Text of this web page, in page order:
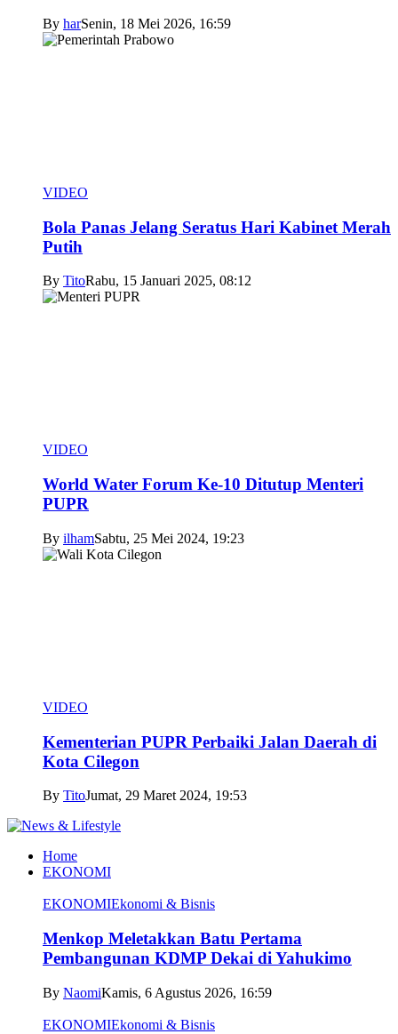
By harSenin, 18 Mei 2026, 16:59
VIDEO
Bola Panas Jelang Seratus Hari Kabinet Merah
Putih
By TitoRabu, 15 Januari 2025, 08:12
VIDEO
World Water Forum Ke-10 Ditutup Menteri
PUPR
By ilhamSabtu, 25 Mei 2024, 19:23
VIDEO
Kementerian PUPR Perbaiki Jalan Daerah di
Kota Cilegon
By TitoJumat, 29 Maret 2024, 19:53
Home
EKONOMI
EKONOMIEkonomi & Bisnis
Menkop Meletakkan Batu Pertama
Pembangunan KDMP Dekai di Yahukimo
By NaomiKamis, 6 Agustus 2026, 16:59
EKONOMIEkonomi & Bisnis